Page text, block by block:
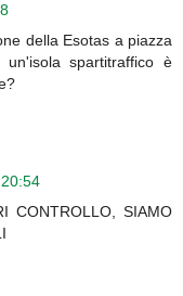
della Esotas a piazza
spartitraffico è
CONTROLLO, SIAMO